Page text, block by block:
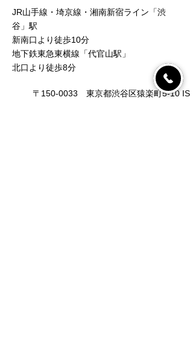
JR山手線・埼京線・湘南新宿ライン「渋
谷」駅
新南口より徒歩10分
地下鉄東急東横線「代官山駅」
北口より徒歩8分
〒150-0033​ 東京都渋谷区猿楽町5-10 IS